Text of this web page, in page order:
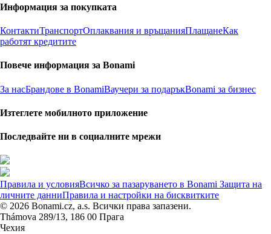
Информация за покупката
КонтактиТранспортОплаквания и връщанияПлащанеКак
работят кредитите
Повече информация за Bonami
За насБрандове в BonamiВаучери за подаръкBonami за бизнес
Изтеглете мобилното приложение
Последвайте ни в социалните мрежи
Правила и условияВсичко за пазаруването в Bonami Защита на
личните данниПравила и настройки на бисквитките
© 2026 Bonami.cz, a.s. Всички права запазени.
Thámova 289/13, 186 00 Прага
Чехия